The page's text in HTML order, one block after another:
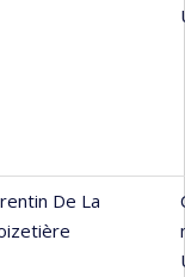
De La